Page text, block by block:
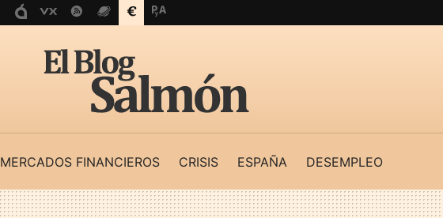
MERCADOS FINANCIEROS CRISIS ESPAÑA DESEMPLEO